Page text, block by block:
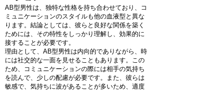
AB型男性は、独特な性格を持ち合わせており、コ
ミュニケーションのスタイルも他の血液型と異な
ります。結論としては、彼らと良好な関係を築く
ためには、その特性をしっかり理解し、効果的に
接することが必要です。
理由として、AB型男性は内向的でありながら、時
には社交的な一面を見せることもあります。この
ため、コミュニケーションの際には相手の気持ち
を読んで、少しの配慮が必要です。また、彼らは
敏感で、気持ちに波があることが多いため、適度